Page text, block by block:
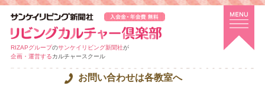
RIZAPグループのサンケイリビング新聞社が
企画・運営するカルチャースクール
お問い合わせは各教室へ